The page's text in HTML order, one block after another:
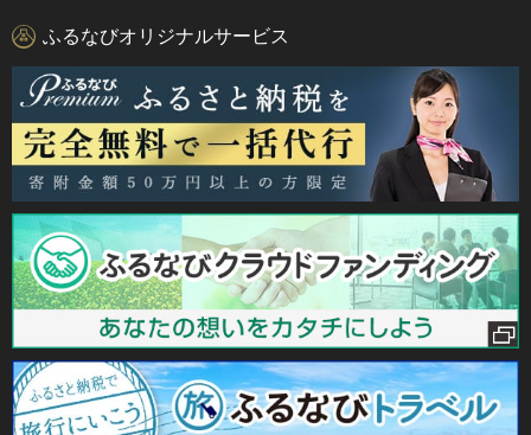
ふるなびオリジナルサービス